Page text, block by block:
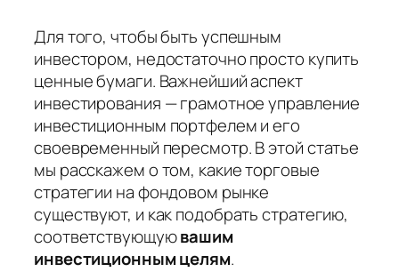
Для того, чтобы быть успешным
инвестором, недостаточно просто купить
ценные бумаги. Важнейший аспект
инвестирования — грамотное управление
инвестиционным портфелем и его
своевременный пересмотр. В этой статье
мы расскажем о том, какие торговые
стратегии на фондовом рынке
существуют, и как подобрать стратегию,
соответствующуювашим
инвестиционным целям.